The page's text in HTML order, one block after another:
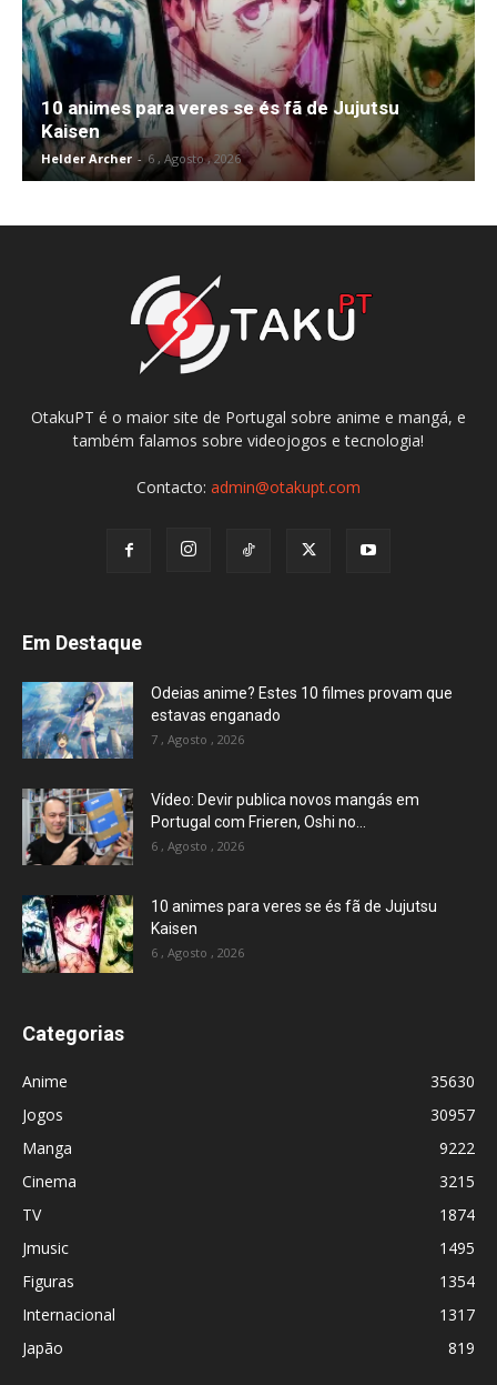
10 animes para veres se és fã de Jujutsu
Kaisen
Helder Archer - 6 , Agosto , 2026
OtakuPT é o maior site de Portugal sobre anime e mangá, e
também falamos sobre videojogos e tecnologia!
Contacto: admin@otakupt.com
Em Destaque
Odeias anime? Estes 10 filmes provam que
estavas enganado
7 , Agosto , 2026
Vídeo: Devir publica novos mangás em
Portugal com Frieren, Oshi no...
6 , Agosto , 2026
10 animes para veres se és fã de Jujutsu
Kaisen
6 , Agosto , 2026
Categorias
Anime
35630
Jogos
30957
Manga
9222
Cinema
3215
TV
1874
Jmusic
1495
Figuras
1354
Internacional
1317
Japão
819